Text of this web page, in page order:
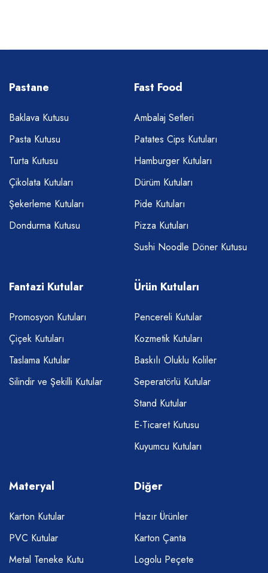
Pastane
Baklava Kutusu
Pasta Kutusu
Turta Kutusu
Çikolata Kutuları
Şekerleme Kutuları
Dondurma Kutusu
Fast Food
Ambalaj Setleri
Patates Cips Kutuları
Hamburger Kutuları
Dürüm Kutuları
Pide Kutuları
Pizza Kutuları
Sushi Noodle Döner Kutusu
Fantazi Kutular
Promosyon Kutuları
Çiçek Kutuları
Taslama Kutular
Silindir ve Şekilli Kutular
Ürün Kutuları
Pencereli Kutular
Kozmetik Kutuları
Baskılı Oluklu Koliler
Seperatörlü Kutular
Stand Kutular
E-Ticaret Kutusu
Kuyumcu Kutuları
Materyal
Karton Kutular
PVC Kutular
Metal Teneke Kutu
Diğer
Hazır Ürünler
Karton Çanta
Logolu Peçete